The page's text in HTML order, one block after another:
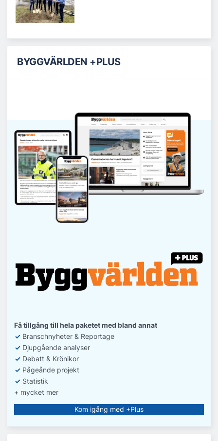
BYGGVÄRLDEN +PLUS
Få tillgång till hela paketet med bland annat
✓ Branschnyheter & Reportage
✓ Djupgående analyser
✓ Debatt & Krönikor
✓ Pågeånde projekt
✓ Statistik
+ mycket mer
Kom igång med +Plus